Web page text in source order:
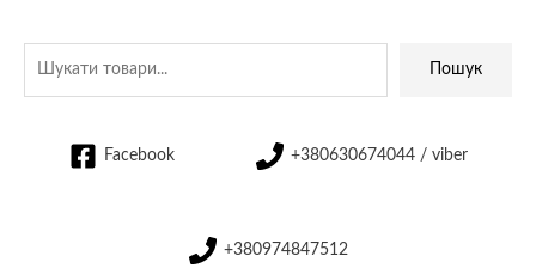
Пошук
Facebook +380630674044 / viber
+380974847512